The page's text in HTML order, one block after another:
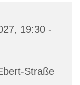
19:30 -
Straße